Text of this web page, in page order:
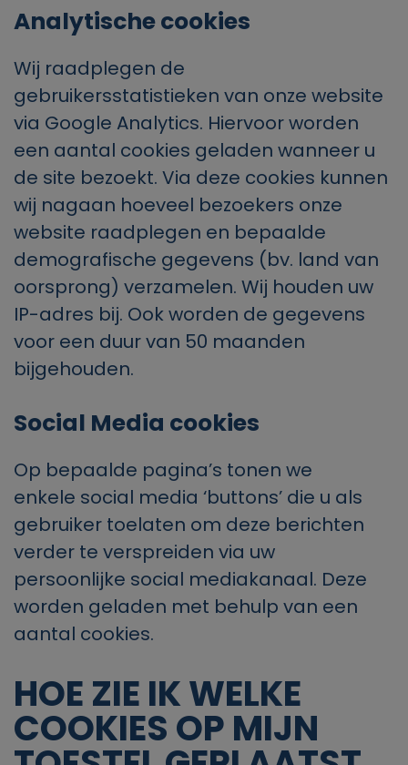
Analytische cookies
Wij raadplegen de
gebruikersstatistieken van onze website
via Google Analytics. Hiervoor worden
een aantal cookies geladen wanneer u
de site bezoekt. Via deze cookies kunnen
wij nagaan hoeveel bezoekers onze
website raadplegen en bepaalde
demografische gegevens (bv. land van
oorsprong) verzamelen. Wij houden uw
IP-adres bij. Ook worden de gegevens
voor een duur van 50 maanden
bijgehouden.
Social Media cookies
Op bepaalde pagina’s tonen we
enkele social media ‘buttons’ die u als
gebruiker toelaten om deze berichten
verder te verspreiden via uw
persoonlijke social mediakanaal. Deze
worden geladen met behulp van een
aantal cookies.
HOE ZIE IK WELKE
COOKIES OP MIJN